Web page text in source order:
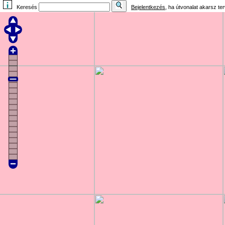
Keresés Bejelentkezés , ha útvonalat akarsz